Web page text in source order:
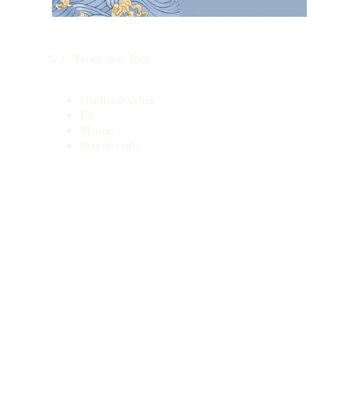
N.2 : Forest after Rain
Feuilles fraiches
Pin
Mousse
Bois de cèdre